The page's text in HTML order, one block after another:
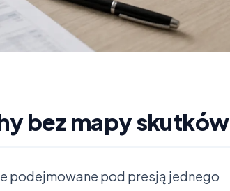
bez mapy skutków
podejmowane pod presją jednego